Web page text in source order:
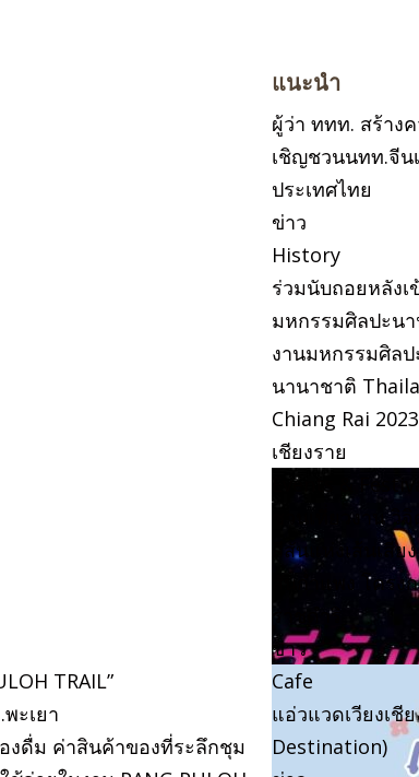
TRAIL”
ะเยา
งดื่ม ค่าสินค้าของที่ระลึกชุม
แนะนำ
ผู้ว่า ททท. สร้าง
เชิญชวนนทท.จีน
ประเทศไทย
ข่าว
History
ร่วมนับถอยหลังเ
มหกรรมศิลปะน
งานมหกรรมศิล
นานาชาติ
Chiang Rai 2023
เชียงราย
Events &
ชวนเที่ยวงาน วิจิ
สีสันแห่งเส้นเสี
สันกำแพง โครง
ราชดำริ
ข่าว
Cafe
แอ่วแวดเวียงเชี
Destination)